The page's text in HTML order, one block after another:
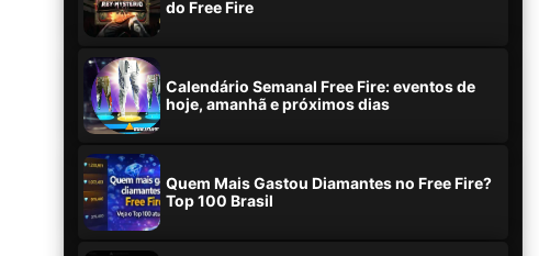
do Free Fire
Calendário Semanal Free Fire: eventos de
hoje, amanhã e próximos dias
Quem Mais Gastou Diamantes no Free Fire?
Top 100 Brasil